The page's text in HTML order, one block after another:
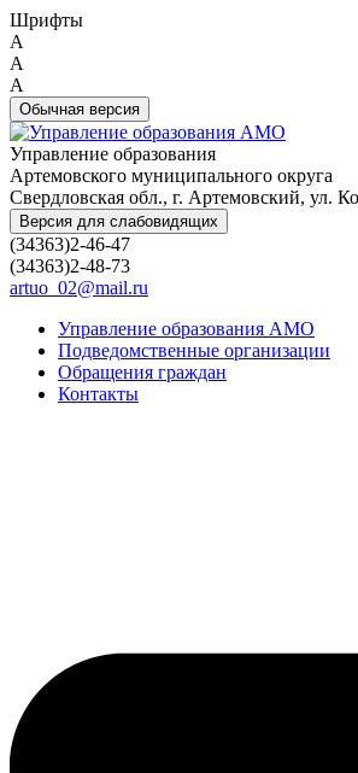
Шрифты
A
A
A
Обычная версия
Управление образования
Артемовского муниципального округа
Свердловская обл., г. Артемовский, ул.
Версия для слабовидящих
(34363)2-46-47
(34363)2-48-73
artuo_02@mail.ru
Управление образования АМО
Подведомственные организации
Обращения граждан
Контакты